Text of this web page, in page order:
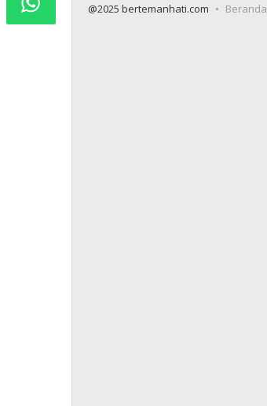
@2025 bertemanhati.com Beranda